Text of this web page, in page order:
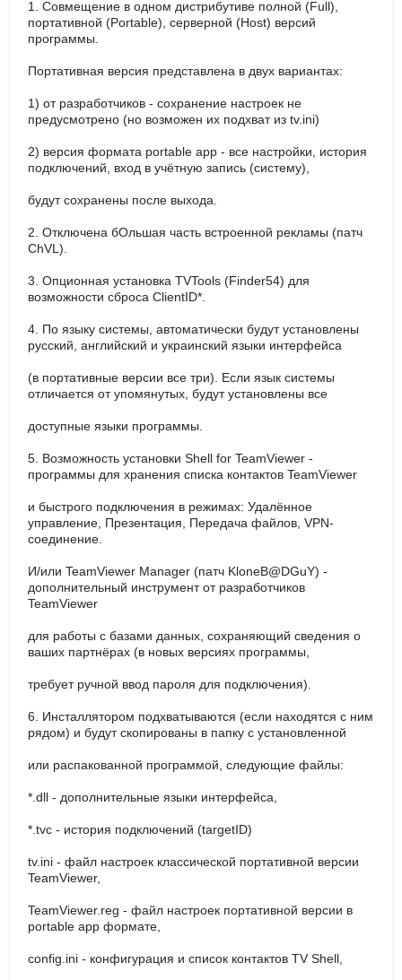
1. Совмещение в одном дистрибутиве полной (Full),
портативной (Portable), серверной (Host) версий
программы.
Портативная версия представлена в двух вариантах:
1) от разработчиков - сохранение настроек не
предусмотрено (но возможен их подхват из tv.ini)
2) версия формата portable app - все настройки, история
подключений, вход в учётную запись (систему),
будут сохранены после выхода.
2. Отключена бОльшая часть встроенной рекламы (патч
ChVL).
3. Опционная установка TVTools (Finder54) для
возможности сброса ClientID*.
4. По языку системы, автоматически будут установлены
русский, английский и украинский языки интерфейса
(в портативные версии все три). Если язык системы
отличается от упомянутых, будут установлены все
доступные языки программы.
5. Возможность установки Shell for TeamViewer -
программы для хранения списка контактов TeamViewer
и быстрого подключения в режимах: Удалённое
управление, Презентация, Передача файлов, VPN-
соединение.
И/или TeamViewer Manager (патч KloneB@DGuY) -
дополнительный инструмент от разработчиков
TeamViewer
для работы с базами данных, сохраняющий сведения о
ваших партнёрах (в новых версиях программы,
требует ручной ввод пароля для подключения).
6. Инсталлятором подхватываются (если находятся с ним
рядом) и будут скопированы в папку с установленной
или распакованной программой, следующие файлы:
*.dll - дополнительные языки интерфейса,
*.tvc - история подключений (targetID)
tv.ini - файл настроек классической портативной версии
TeamViewer,
TeamViewer.reg - файл настроек портативной версии в
portable app формате,
config.ini - конфигурация и список контактов TV Shell,